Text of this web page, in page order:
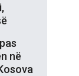
në